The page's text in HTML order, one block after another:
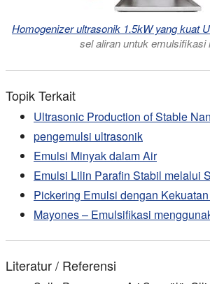
Homogenizer ultrasonik 1.5kW yang kuat
sel aliran untuk emulsifikasi
Topik Terkait
Ultrasonic Production of Stable
pengemulsi ultrasonik
Emulsi Minyak dalam Air
Emulsi Lilin Parafin Stabil melalui
Pickering Emulsi dengan
Mayones – Emulsifikasi
Literatur / Referensi